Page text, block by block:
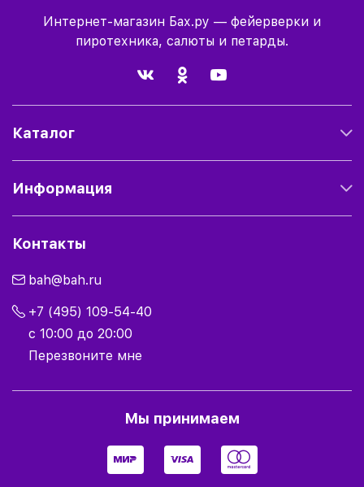
Интернет-магазин Бах.ру — фейерверки и
пиротехника, салюты и петарды.
Каталог
Информация
Контакты
bah@bah.ru
+7 (495) 109-54-40
с 10:00 до 20:00
Перезвоните мне
Мы принимаем